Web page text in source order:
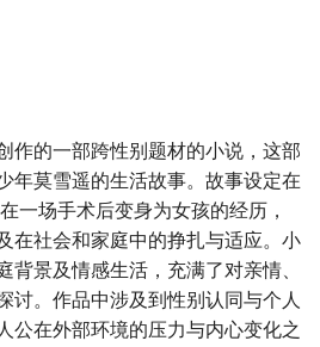
作的一部跨性别题材的小说，这部
年莫雪遥的生活故事。故事设定在
一场手术后变身为女孩的经历，
在社会和家庭中的挣扎与适应。小
背景及情感生活，充满了对亲情、
讨。作品中涉及到性别认同与个人
公在外部环境的压力与内心变化之